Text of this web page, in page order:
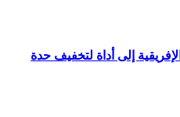
إلى أداة لتخفيف حدة